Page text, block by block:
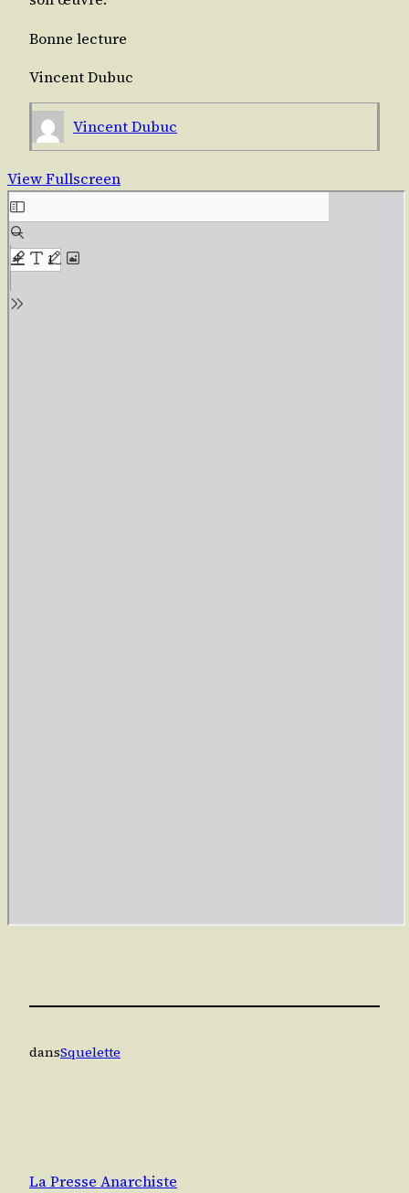
Bonne lec­ture
Vincent Dubuc
Vincent Dubuc
View Fullscreen
dansSquelette
La Presse Anarchiste